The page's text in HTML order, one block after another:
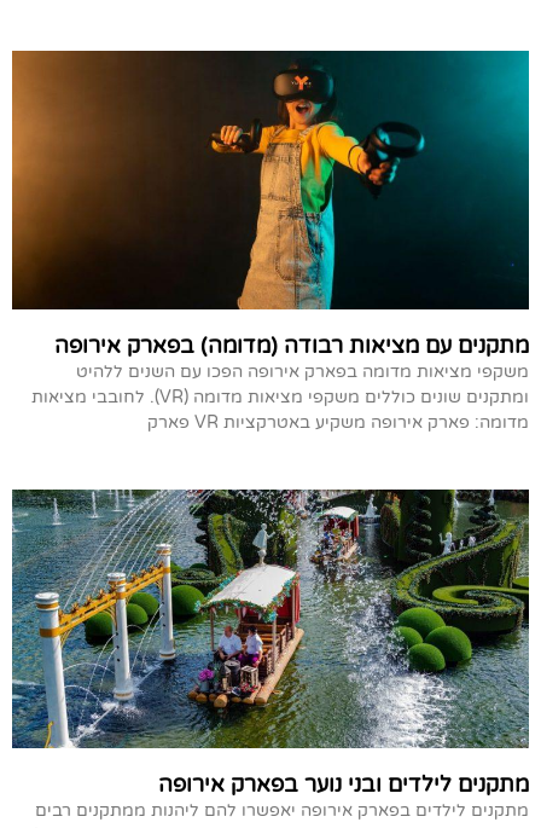
מתקנים עם מציאות רבודה (מדומה) בפארק אירופה
משקפי מציאות מדומה בפארק אירופה הפכו עם השנים ללהיט
ומתקנים שונים כוללים משקפי מציאות מדומה (VR). לחובבי מציאות
מדומה: פארק אירופה משקיע באטרקציות VR פארק
מתקנים לילדים ובני נוער בפארק אירופה
מתקנים לילדים בפארק אירופה יאפשרו להם ליהנות ממתקנים רבים